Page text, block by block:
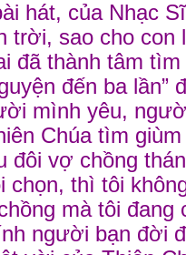
hát, của Nhạc
trời, sao cho
đã thành tâm
đến ba lần”
mình yêu,
Chúa tìm
đôi vợ chồng
chọn, thì tôi
mà tôi đang
người bạn đời